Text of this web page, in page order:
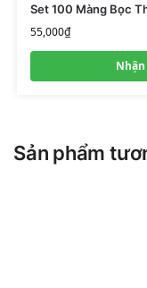
Set 100 Màng Bọc
55,000₫
Sản phẩm